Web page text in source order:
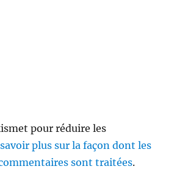
pour réduire les
plus sur la façon dont les
sont traitées.